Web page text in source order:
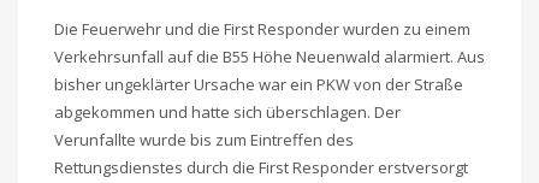
Die Feuerwehr und die First Responder wurden zu einem
Verkehrsunfall auf die B55 Höhe Neuenwald alarmiert. Aus
bisher ungeklärter Ursache war ein PKW von der Straße
abgekommen und hatte sich überschlagen. Der
Verunfallte wurde bis zum Eintreffen des
Rettungsdienstes durch die First Responder erstversorgt